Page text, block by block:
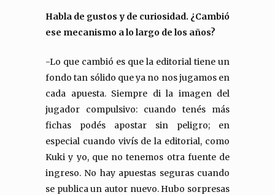
Habla de gustos y de curiosidad. ¿Cambió
ese mecanismo a lo largo de los años?
-Lo que cambió es que la editorial tiene un
fondo tan sólido que ya no nos jugamos en
cada apuesta. Siempre di la imagen del
jugador compulsivo: cuando tenés más
fichas podés apostar sin peligro; en
especial cuando vivís de la editorial, como
Kuki y yo, que no tenemos otra fuente de
ingreso. No hay apuestas seguras cuando
se publica un autor nuevo. Hubo sorpresas